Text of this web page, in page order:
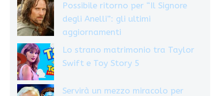
Possibile ritorno per “Il Signore
degli Anelli”: gli ultimi
aggiornamenti
Lo strano matrimonio tra Taylor
Swift e Toy Story 5
Servirà un mezzo miracolo per